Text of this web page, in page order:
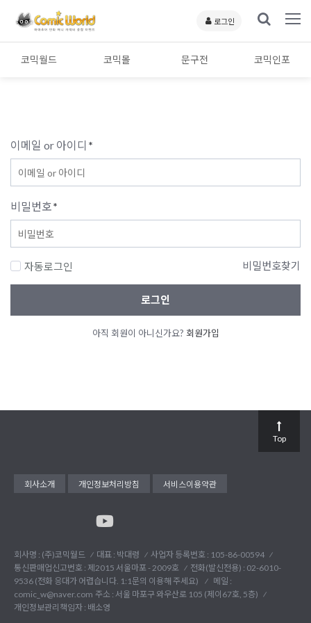
로그인
코믹월드 코믹몰 문구전 코믹인포
이메일 or 아이디 *
비밀번호*
자동로그인 비밀번호찾기
로그인
아직 회원이 아니신가요? 회원가입
회사소개 개인정보처리방침 서비스이용약관
회사명 : (주)코믹월드 대표 : 박대령
사업자 등록번호 : 105-86-00594
통신판매업신고번호 : 제2015 서울마포 - 2009호
전화(발신전용) : 02-6010-
9536 (전화 응대가 어렵습니다. 1:1문의 이용해 주세요)
메일 :
comic_w@naver.com 주소 : 서울 마포구 와우산로 105 (제이67호, 5층)
개인정보관리책임자 : 배소영
Top